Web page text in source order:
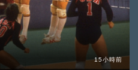
15小時前